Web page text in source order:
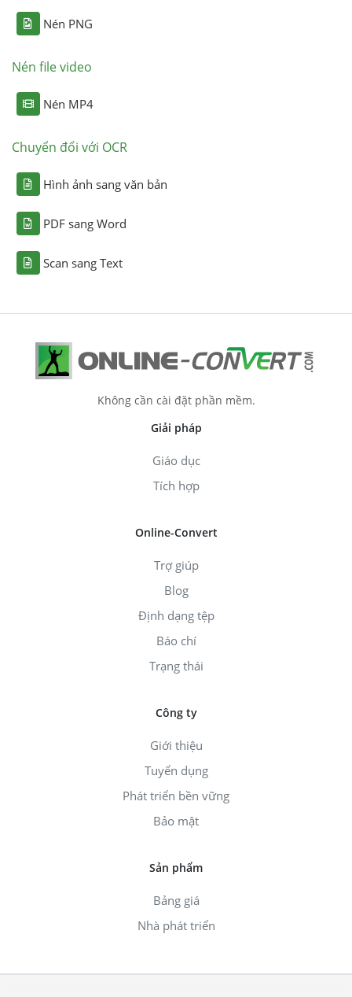
Nén PNG
Nén file video
Nén MP4
Chuyển đổi với OCR
Hình ảnh sang văn bản
PDF sang Word
Scan sang Text
Không cần cài đặt phần mềm.
Giải pháp
Giáo dục
Tích hợp
Online-Convert
Trợ giúp
Blog
Định dạng tệp
Báo chí
Trạng thái
Công ty
Giới thiệu
Tuyển dụng
Phát triển bền vững
Bảo mật
Sản phẩm
Bảng giá
Nhà phát triển